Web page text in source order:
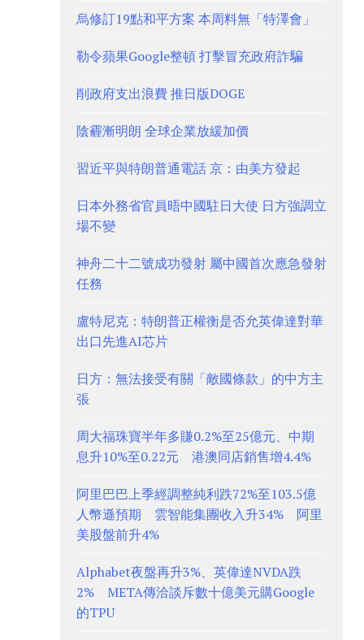
烏修訂19點和平方案 本周料無「特澤會」
勒令蘋果Google整頓 打擊冒充政府詐騙
削政府支出浪費 推日版DOGE
陰霾漸明朗 全球企業放緩加價
習近平與特朗普通電話 京：由美方發起
日本外務省官員晤中國駐日大使 日方強調立
場不變
神舟二十二號成功發射 屬中國首次應急發射
任務
盧特尼克：特朗普正權衡是否允英偉達對華
出口先進AI芯片
日方：無法接受有關「敵國條款」的中方主
張
周大福珠寶半年多賺0.2%至25億元、中期
息升10%至0.22元 港澳同店銷售增4.4%
阿里巴巴上季經調整純利跌72%至103.5億
人幣遜預期 雲智能集團收入升34% 阿里
美股盤前升4%
Alphabet夜盤再升3%、英偉達NVDA跌
2% META傳洽談斥數十億美元購Google
的TPU